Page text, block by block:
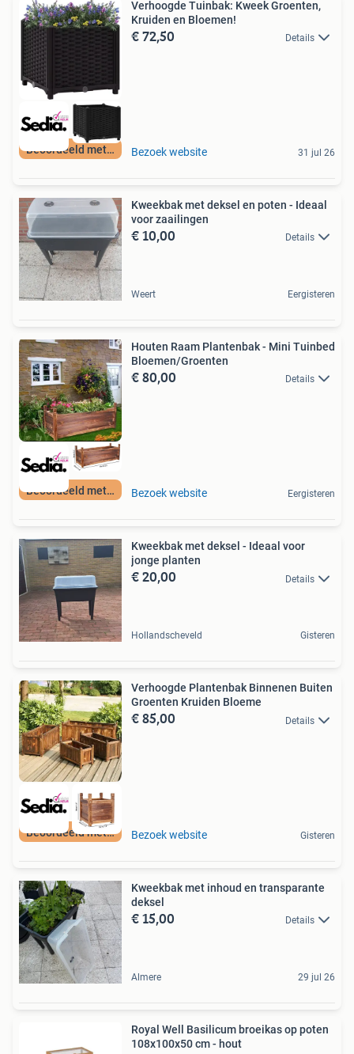
Beoordeeld met 9+
Verhoogde Tuinbak: Kweek Groenten,
Kruiden en Bloemen!
€ 72,50 Details
Bezoek website 31 jul 26
Kweekbak met deksel en poten - Ideaal
voor zaailingen
€ 10,00 Details
Weert Eergisteren
Beoordeeld met 9+
Houten Raam Plantenbak - Mini Tuinbed
Bloemen/Groenten
€ 80,00 Details
Bezoek website Eergisteren
Kweekbak met deksel - Ideaal voor
jonge planten
€ 20,00 Details
Hollandscheveld Gisteren
Beoordeeld met 9+
Verhoogde Plantenbak Binnenen Buiten
Groenten Kruiden Bloeme
€ 85,00 Details
Bezoek website Gisteren
Kweekbak met inhoud en transparante
deksel
€ 15,00 Details
Almere 29 jul 26
Royal Well Basilicum broeikas op poten
108x100x50 cm - hout